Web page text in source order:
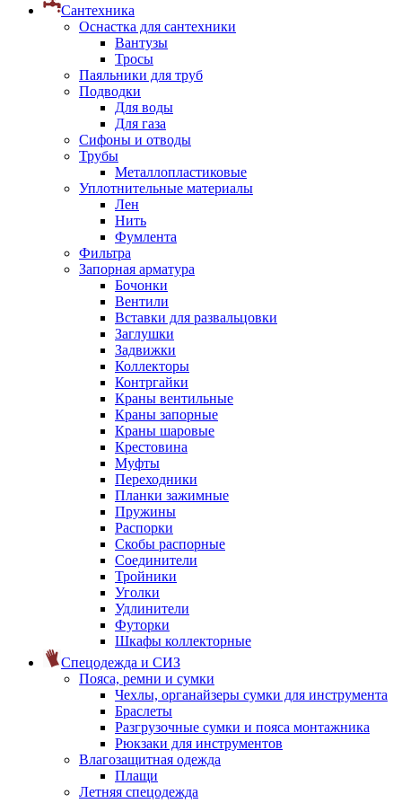
Сантехника
Оснастка для сантехники
Вантузы
Тросы
Паяльники для труб
Подводки
Для воды
Для газа
Сифоны и отводы
Трубы
Металлопластиковые
Уплотнительные материалы
Лен
Нить
Фумлента
Фильтра
Запорная арматура
Бочонки
Вентили
Вставки для развальцовки
Заглушки
Задвижки
Коллекторы
Контргайки
Краны вентильные
Краны запорные
Краны шаровые
Крестовина
Муфты
Переходники
Планки зажимные
Пружины
Распорки
Скобы распорные
Соединители
Тройники
Уголки
Удлинители
Футорки
Шкафы коллекторные
Спецодежда и СИЗ
Пояса, ремни и сумки
Чехлы, органайзеры сумки для инструмента
Браслеты
Разгрузочные сумки и пояса монтажника
Рюкзаки для инструментов
Влагозащитная одежда
Плащи
Летняя спецодежда